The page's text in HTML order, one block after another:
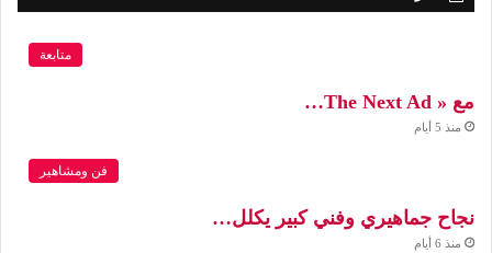
متابعة
مع « The Next Ad…
منذ 5 أيام
فن ومشاهير
نجاح جماهيري وفني كبير يكلل…
منذ 6 أيام